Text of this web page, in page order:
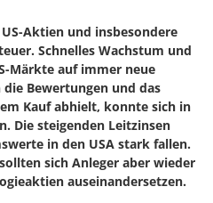
Aktien und insbesondere
Schnelles Wachstum und
Märkte auf immer neue
Bewertungen und das
Kauf abhielt, konnte sich in
Die steigenden Leitzinsen
in den USA stark fallen.
sich Anleger aber wieder
auseinandersetzen.